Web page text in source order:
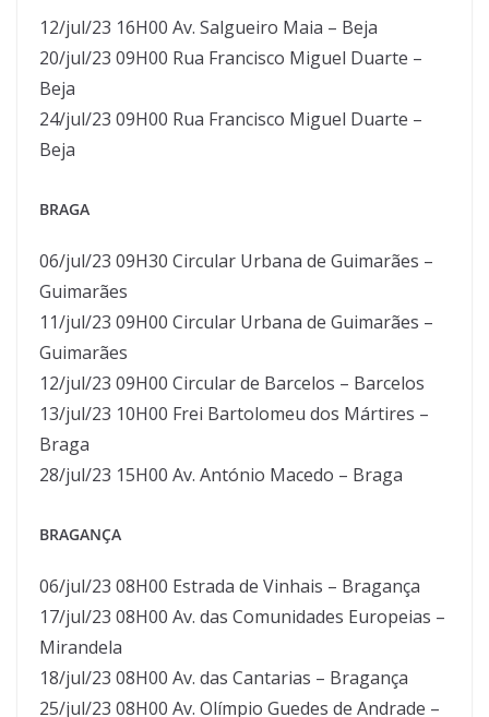
12/jul/23 16H00 Av. Salgueiro Maia – Beja
20/jul/23 09H00 Rua Francisco Miguel Duarte –
Beja
24/jul/23 09H00 Rua Francisco Miguel Duarte –
Beja​
BRAGA
06/jul/23 09H30 Circular Urbana de Guimarães –
Guimarães
11/jul/23 09H00 Circular Urbana de Guimarães –
Guimarães
12/jul/23 09H00 Circular de Barcelos – Barcelos
13/jul/23 10H00 Frei Bartolomeu dos Mártires –
Braga
28/jul/23 15H00 Av. António Macedo – Braga
BRAGANÇA
06/jul/23 08H00 Estrada de Vinhais – Bragança
17/jul/23 08H00 Av. das Comunidades Europeias –
Mirandela
18/jul/23 08H00 Av. das Cantarias – Bragança
25/jul/23 08H00 Av. Olímpio Guedes de Andrade –